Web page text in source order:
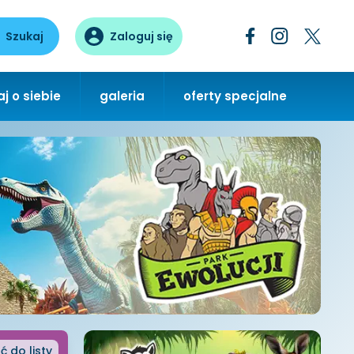
Szukaj Zaloguj się
o siebie galeria oferty specjalne
do listy